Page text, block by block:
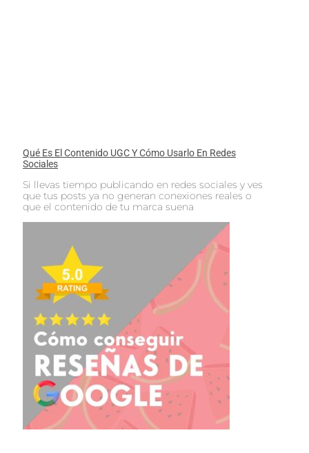
Qué Es El Contenido UGC Y Cómo Usarlo En Redes
Sociales
Si llevas tiempo publicando en redes sociales y ves
que tus posts ya no generan conexiones reales o
que el contenido de tu marca suena